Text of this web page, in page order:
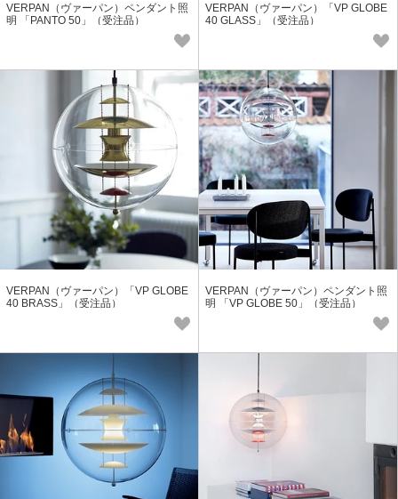
VERPAN（ヴァーパン）ペンダント照
明 「PANTO 50」（受注品）
VERPAN（ヴァーパン）「VP GLOBE
40 GLASS」（受注品）
VERPAN（ヴァーパン）「VP GLOBE
40 BRASS」（受注品）
VERPAN（ヴァーパン）ペンダント照
明 「VP GLOBE 50」（受注品）